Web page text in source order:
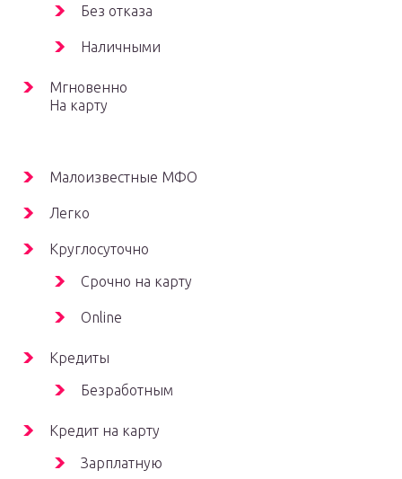
Без отказа
Наличными
Мгновенно
На карту
Малоизвестные МФО
Легко
Круглосуточно
Срочно на карту
Online
Кредиты
Безработным
Кредит на карту
Зарплатную